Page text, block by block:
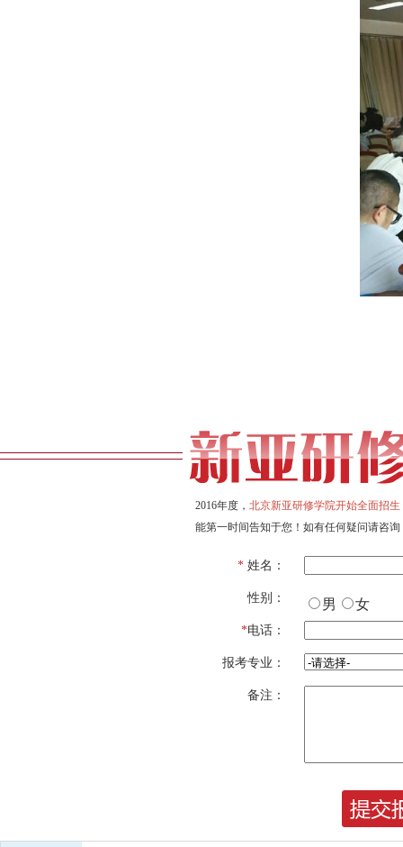
2016年度，北京新亚研修学院开始全面招生
能第一时间告知于您！如有任何疑问请咨询
* 姓名：
性别： 男 女
*电话：
报考专业：
备注：